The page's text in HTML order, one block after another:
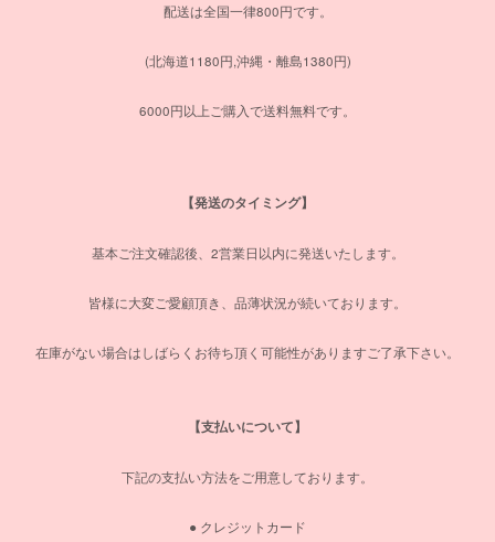
配送は全国一律800円です。
(北海道1180円,沖縄・離島1380円)
6000円以上ご購入で送料無料です。
【発送のタイミング】
基本ご注文確認後、2営業日以内に発送いたします。
皆様に大変ご愛顧頂き、品薄状況が続いております。
在庫がない場合はしばらくお待ち頂く可能性がありますご了承下さい。
【支払いについて】
下記の支払い方法をご用意しております。
● クレジットカード